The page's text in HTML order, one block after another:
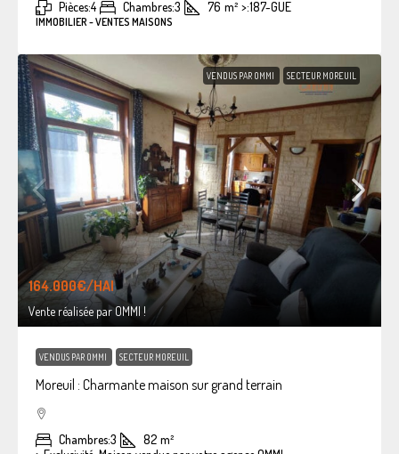
Pièces:4 Chambres:3 76 m² >:187-GUE
IMMOBILIER - VENTES MAISONS
VENDUS PAR OMMI SECTEUR MOREUIL
164.000€/HAI
Vente réalisée par OMMI !
VENDUS PAR OMMI SECTEUR MOREUIL
Moreuil : Charmante maison sur grand terrain
Chambres:3 82 m²